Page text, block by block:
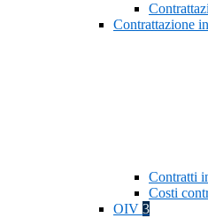
Contrattazione
Contratti
Costi
OIV 3